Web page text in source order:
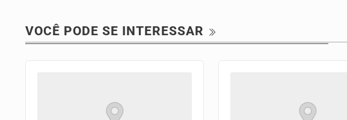
VOCÊ PODE SE INTERESSAR